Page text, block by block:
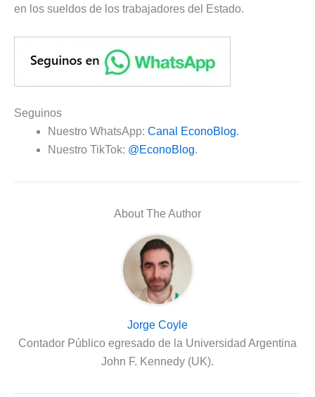
en los sueldos de los trabajadores del Estado.
Seguinos
Nuestro WhatsApp: Canal EconoBlog.
Nuestro TikTok: @EconoBlog.
About The Author
Jorge Coyle
Contador Público egresado de la Universidad Argentina
John F. Kennedy (UK).